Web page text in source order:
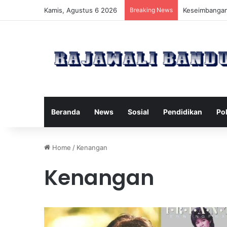
Kamis, Agustus 6 2026 Breaking News Manfaat
Beranda News Sosial Pendidikan
Home / Kenangan
Kenangan